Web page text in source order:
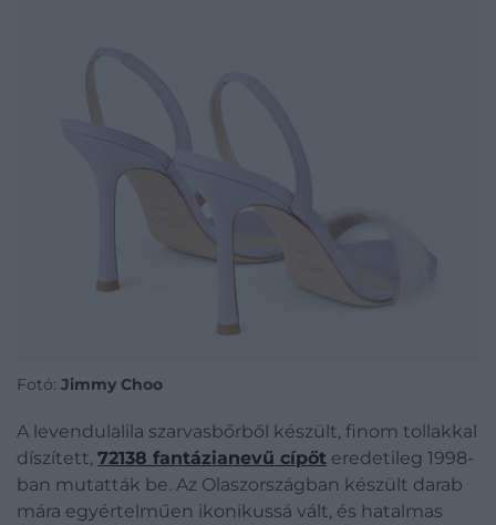
Fotó: Jimmy Choo
A levendulalila szarvasbőrből készült, finom tollakkal
díszített, 72138 fantázianevű cípőt eredetileg 1998-
ban mutatták be. Az Olaszországban készült darab
mára egyértelműen ikonikussá vált, és hatalmas